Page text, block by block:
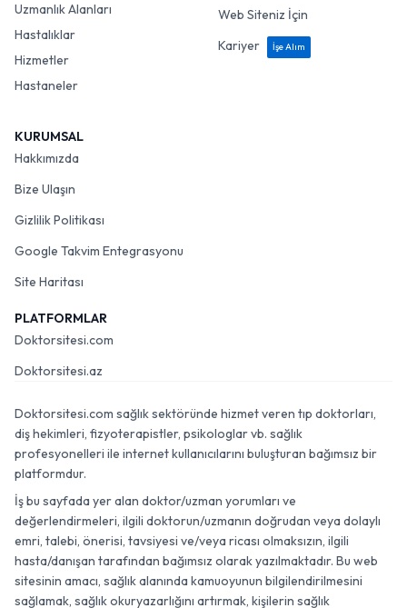
Uzmanlık Alanları
Hastalıklar
Hizmetler
Hastaneler
Web Siteniz İçin
Kariyer
İşe Alım
KURUMSAL
Hakkımızda
Bize Ulaşın
Gizlilik Politikası
Google Takvim Entegrasyonu
Site Haritası
PLATFORMLAR
Doktorsitesi.com
Doktorsitesi.az
Doktorsitesi.com sağlık sektöründe hizmet veren tıp doktorları,
diş hekimleri, fizyoterapistler, psikologlar vb. sağlık
profesyonelleri ile internet kullanıcılarını buluşturan bağımsız bir
platformdur.
İş bu sayfada yer alan doktor/uzman yorumları ve
değerlendirmeleri, ilgili doktorun/uzmanın doğrudan veya dolaylı
emri, talebi, önerisi, tavsiyesi ve/veya ricası olmaksızın, ilgili
hasta/danışan tarafından bağımsız olarak yazılmaktadır. Bu web
sitesinin amacı, sağlık alanında kamuoyunun bilgilendirilmesini
sağlamak, sağlık okuryazarlığını artırmak, kişilerin sağlık